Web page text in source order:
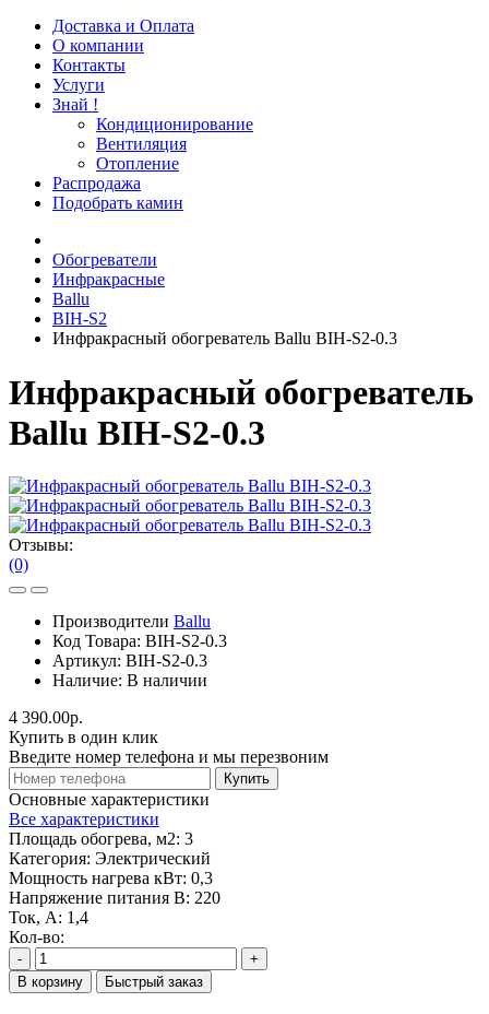
Доставка и Оплата
О компании
Контакты
Услуги
Знай !
Кондиционирование
Вентиляция
Отопление
Распродажа
Подобрать камин
Обогреватели
Инфракрасные
Ballu
BIH-S2
Инфракрасный обогреватель Ballu BIH-S2-0.3
Инфракрасный обогреватель
Ballu BIH-S2-0.3
Отзывы:
(0)
Производители Ballu
Код Товара: BIH-S2-0.3
Артикул: BIH-S2-0.3
Наличие: В наличии
4 390.00р.
Купить в один клик
Введите номер телефона и мы перезвоним
Купить
Основные характеристики
Все характеристики
Площадь обогрева, м2: 3
Категория: Электрический
Мощность нагрева кВт: 0,3
Напряжение питания В: 220
Ток, А: 1,4
Кол-во:
-
+
В корзину
Быстрый заказ